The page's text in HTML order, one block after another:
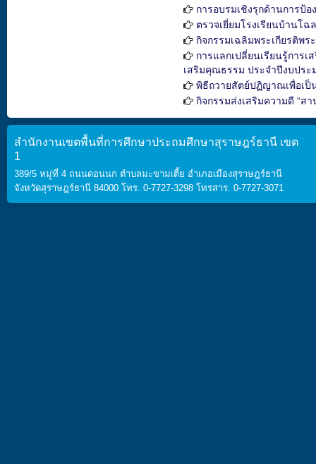
การอบรมเชิงรุกด้านการป้
ตรวจเยี่ยมโรงเรียนบ้านโฉ
กิจกรรมเฉลิมพระเกียรติพ
การแลกเปลี่ยนเรียนรู้การ
เสริมคุณธรรม ประจำปีงบปร
พิธีถวายสัตย์ปฏิญาณเพื่อเ
กิจกรรมส่งเสริมความดี “ส
สำนักงานเขตพื้นที่การศึกษาประถมศึกษาสุราษฎร์ธานี เขต
1
389/5 หมู่ที่ 4 ถนนดอนนก ตำบลมะขามเตี้ย อำเภอเมืองสุราษฎร์ธานี
จังหวัดสุราษฎร์ธานี 84000 โทร. 0-7727-3298 โทรสาร. 0-7727-3071